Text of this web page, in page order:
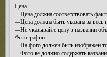
Цена
—Цена должна соответствовать
—Цена должна быть указана за весь
—Не указывайте цену в названии
Фотографии
—На фото должен быть изображен
—Фото не должно содержать